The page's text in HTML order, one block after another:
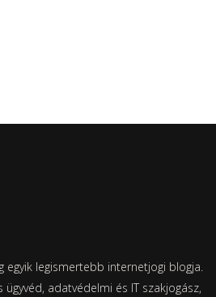
egyik legismertebb internetjogi blogja.
adatvédelmi és IT szakjogász,